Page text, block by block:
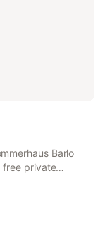
Barlo
free private
patio with
continental